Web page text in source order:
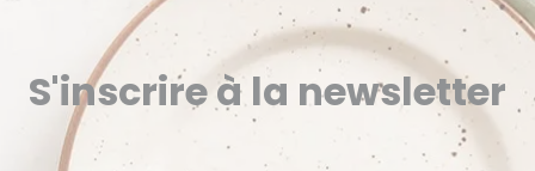
S'inscrire à la newsletter